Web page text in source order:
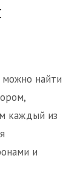
найти
каждый из
и